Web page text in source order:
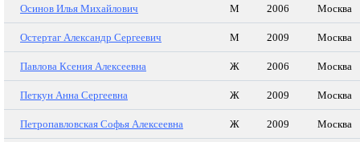
Осинов Илья Михайлович М 2006 Москва
Остертаг Александр Сергеевич М 2009 Москва
Павлова Ксения Алексеевна Ж 2006 Москва
Петкун Анна Сергеевна Ж 2009 Москва
Петропавловская Софья Алексеевна Ж 2009 Москва